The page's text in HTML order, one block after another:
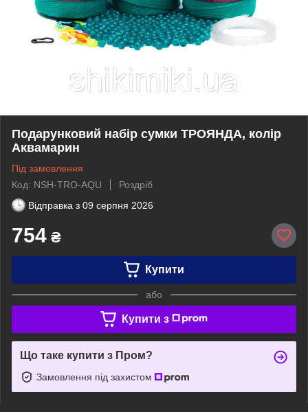
Подарунковий набір сумки ТРОЯНДА, колір
Аквамарин
Під замовлення
Код: NSH-TRO-AQU
Роздріб
Відправка з 09 серпня 2026
754 ₴
Купити
або
Купити з
Що таке купити з Пром?
Замовлення під захистом